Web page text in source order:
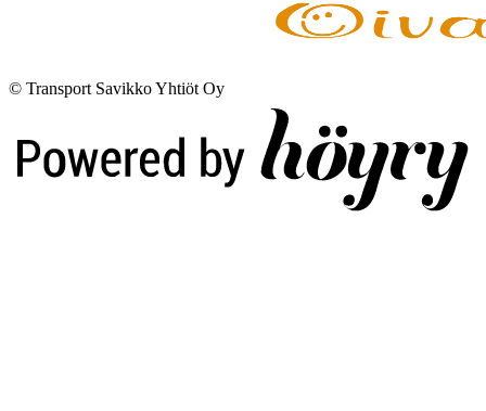
© Transport Savikko Yhtiöt Oy